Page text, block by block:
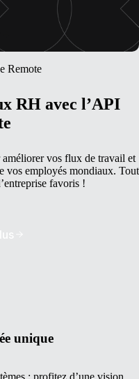
Remote
RH avec l’API
améliorer vos flux de travail et
vos employés mondiaux. Tout
favoris !
unique
: profitez d’une vision